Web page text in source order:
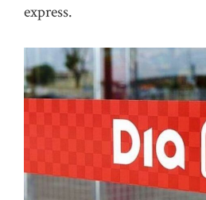
express.